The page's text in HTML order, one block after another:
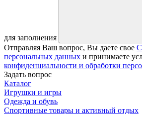
для заполнения
Отправляя Ваш вопрос, Вы даете свое
персональных данных и принимаете
конфиденциальности и обработки
Задать вопрос
Каталог
Игрушки и игры
Одежда и обувь
Спортивные товары и активный отдых